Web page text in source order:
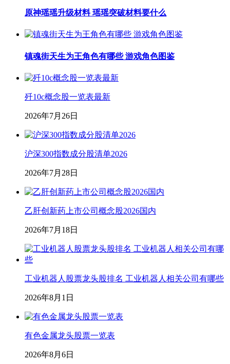
原神瑶瑶升级材料 瑶瑶突破材料要什么
镇魂街天生为王角色有哪些 游戏角色图鉴
歼10c概念股一览表最新
2026年7月26日
沪深300指数成分股清单2026
2026年7月28日
乙肝创新药上市公司概念股2026国内
2026年7月18日
工业机器人股票龙头股排名 工业机器人相关公司有哪些
2026年8月1日
有色金属龙头股票一览表
2026年8月6日